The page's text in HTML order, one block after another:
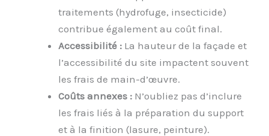
traitements (hydrofuge, insecticide)
contribue également au coût final.
Accessibilité : La hauteur de la façade et
l’accessibilité du site impactent souvent
les frais de main-d’œuvre.
Coûts annexes : N’oubliez pas d’inclure
les frais liés à la préparation du support
et à la finition (lasure, peinture).